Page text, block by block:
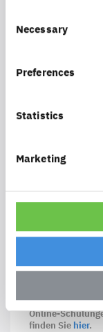
Selection
Necessary
Preferences
Statistics
Marketing
Bitte auf
Alle mit
Schulungen.*
Bitte prüfen Sie
technischen
Online-
finden Sie hier.